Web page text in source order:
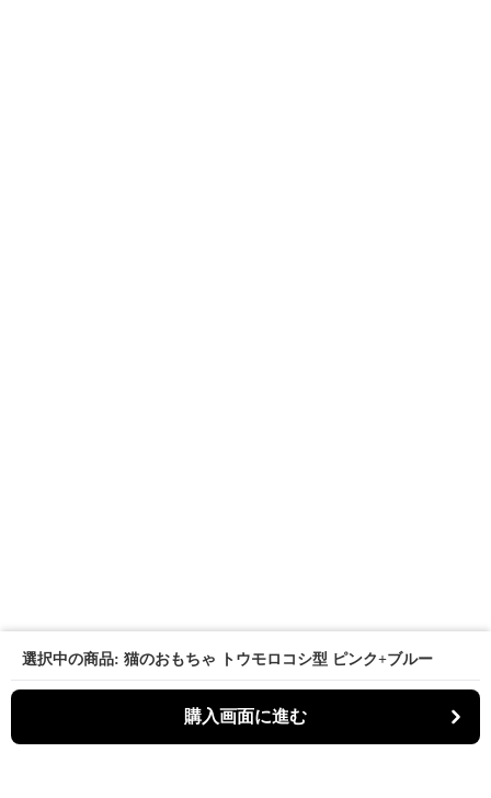
選択中の商品: 猫のおもちゃ トウモロコシ型 ピンク+ブルー
購入画面に進む